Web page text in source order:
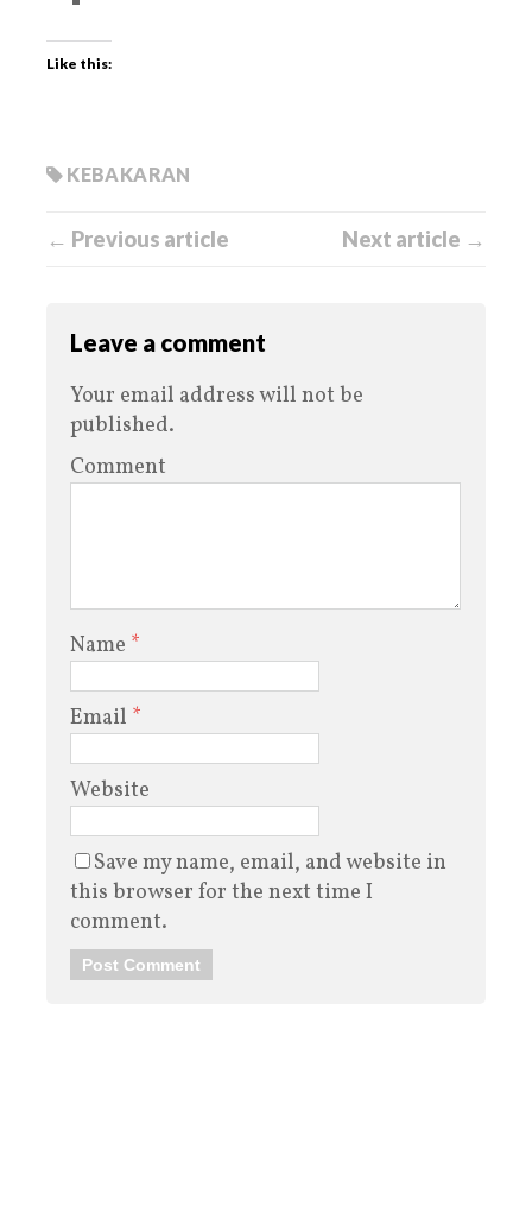
Like this:
KEBAKARAN
← Previous article Next article →
Leave a comment
Your email address will not be
published.
Comment
Name *
Email *
Website
Save my name, email, and website in
this browser for the next time I
comment.